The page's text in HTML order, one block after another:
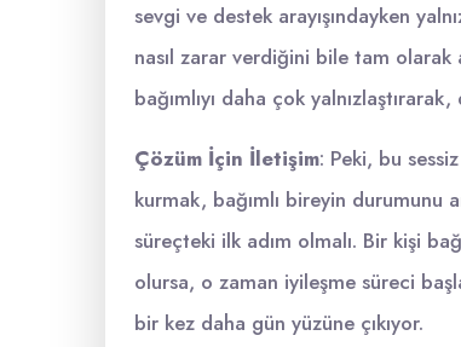
sevgi ve destek arayışındayken
nasıl zarar verdiğini bile tam olarak
bağımlıyı daha çok
Çözüm İçin İletişim: Peki, bu
kurmak, bağımlı bireyin
süreçteki ilk adım olmalı. Bir kişi
olursa, o zaman iyileşme süreci
bir kez daha gün yüzüne çıkıyor.